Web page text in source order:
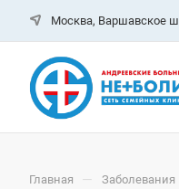
Москва, Варшавское
Главная — Заболевания